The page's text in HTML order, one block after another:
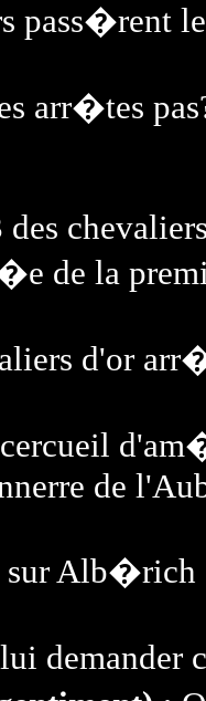
pass�rent
arr�tes
de la
d'or
de
sur